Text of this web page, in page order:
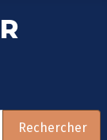
Rechercher